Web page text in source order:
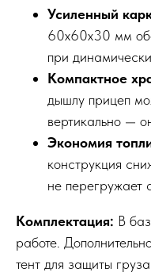
Усиленный
60х60х30 мм
при
Компактное
дышлу прицеп
вертикально —
Экономия
конструкция
не перегружает
Комплектация: В
работе.
тент для защиты